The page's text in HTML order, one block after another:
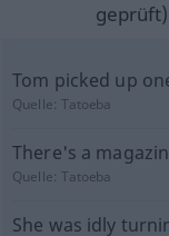
geprüft)
Tom picked up
Quelle:Tatoeba
There's a
Quelle:Tatoeba
She was idly